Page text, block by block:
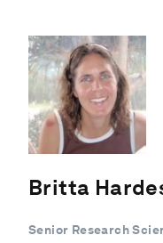
Britta
Senior Research